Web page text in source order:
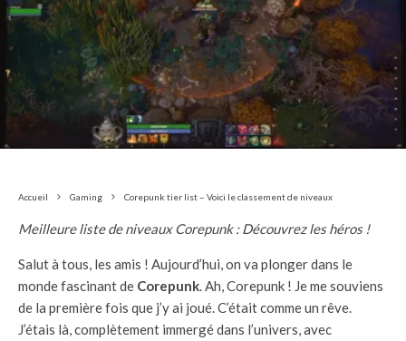
Accueil Gaming Corepunk tier list – Voici le classement de niveaux
Meilleure liste de niveaux Corepunk : Découvrez les héros !
Salut à tous, les amis ! Aujourd’hui, on va plonger dans le
monde fascinant de Corepunk. Ah, Corepunk ! Je me souviens
de la première fois que j’y ai joué. C’était comme un rêve.
J’étais là, complètement immergé dans l’univers, avec